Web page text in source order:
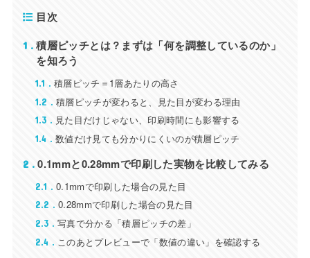
目次
1
積層ピッチとは？まずは「何を調整しているのか」
を知ろう
1.1 積層ピッチ＝1層あたりの高さ
1.2 積層ピッチが変わると、見た目が変わる理由
1.3 見た目だけじゃない、印刷時間にも影響する
1.4 数値だけ見ても分かりにくいのが積層ピッチ
2 0.1mmと0.28mmで印刷した実物を比較してみる
2.1 0.1mmで印刷した場合の見た目
2.2 0.28mmで印刷した場合の見た目
2.3 写真で分かる「積層ピッチの差」
2.4 このあとプレビューで「数値の違い」を確認する